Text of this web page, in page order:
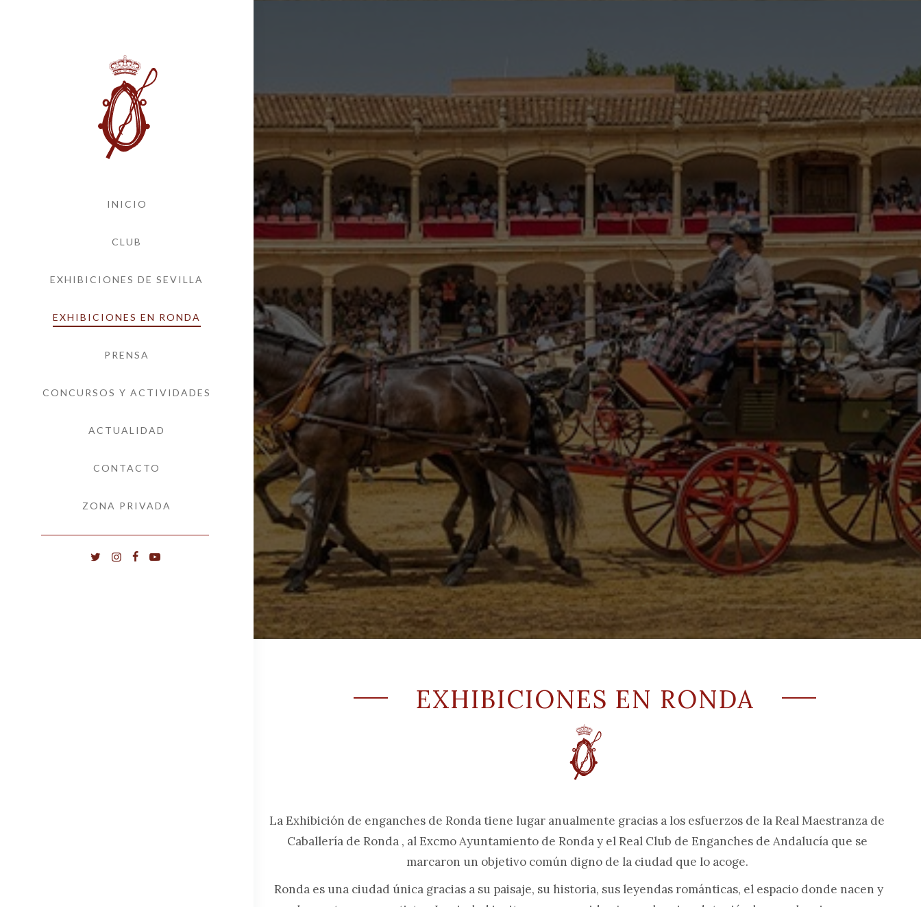
INICIO
CLUB
EXHIBICIONES DE SEVILLA
EXHIBICIONES EN RONDA
PRENSA
CONCURSOS Y ACTIVIDADES
ACTUALIDAD
CONTACTO
ZONA PRIVADA
EXHIBICIONES EN RONDA
La Exhibición de enganches de Ronda tiene lugar anualmente gracias a los esfuerzos de la Real Maestranza de
Caballería de Ronda , al Excmo Ayuntamiento de Ronda y el Real Club de Enganches de Andalucía que se
marcaron un objetivo común digno de la ciudad que lo acoge.
Ronda es una ciudad única gracias a su paisaje, su historia, sus leyendas románticas, el espacio donde nacen y